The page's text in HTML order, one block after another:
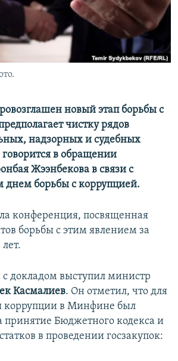
новый этап борьбы с
чистку рядов
надзорных и судебных
в обращении
Жээнбекова в связи с
борьбы с коррупцией.
конференция, посвященная
борьбы с этим явлением за
докладом выступил министр
Касмалиев. Он отметил, что для
коррупции в Минфине был
принятие Бюджетного кодекса и
в проведении госзакупок: